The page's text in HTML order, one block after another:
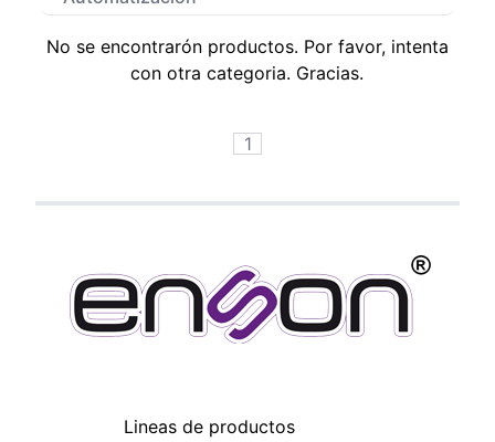
No se encontrarón productos. Por favor, intenta
con otra categoria. Gracias.
1
Lineas de productos